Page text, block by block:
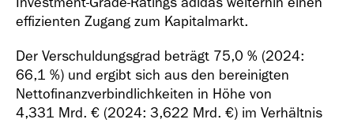
effizienten Zugang zum Kapitalmarkt.
Der Verschuldungsgrad beträgt 75,0 % (2024:
66,1 %) und ergibt sich aus den bereinigten
Nettofinanzverbindlichkeiten in Höhe von
4,331 Mrd. € (2024: 3,622 Mrd. €) im Verhältnis